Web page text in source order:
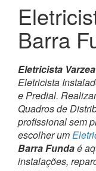
Barra
Eletricista
Eletricista
e Predial.
Quadros de
profissional sem
escolher um
Barra Fundaé
instalações,